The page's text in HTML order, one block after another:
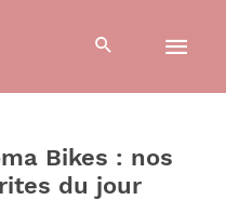
Bikes : nos
du jour